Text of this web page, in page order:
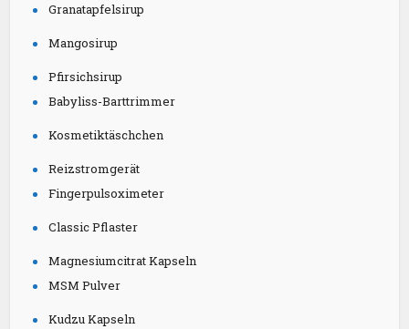
Granatapfelsirup
Mangosirup
Pfirsichsirup
Babyliss-Barttrimmer
Kosmetiktäschchen
Reizstromgerät
Fingerpulsoximeter
Classic Pflaster
Magnesiumcitrat Kapseln
MSM Pulver
Kudzu Kapseln